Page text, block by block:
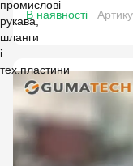
В наявності